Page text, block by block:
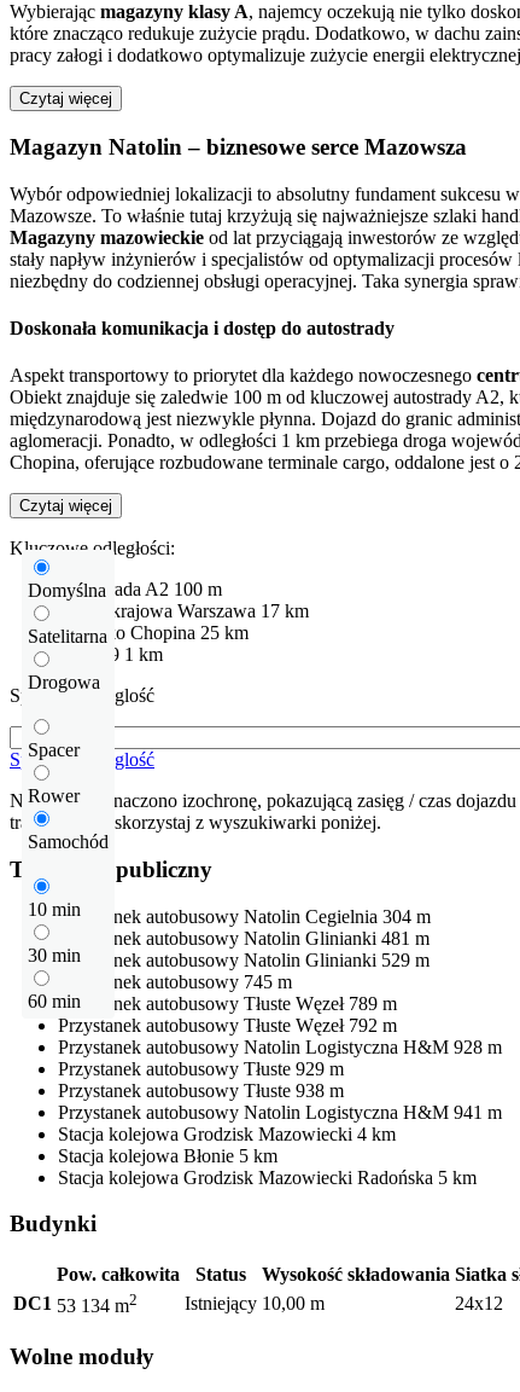
Wybierając magazyny klasy A, najemcy oczekują nie tylko
które znacząco redukuje zużycie prądu. Dodatkowo, w dachu
pracy załogi i dodatkowo optymalizuje zużycie energii
Czytaj więcej
Magazyn Natolin – biznesowe serce Mazowsza
Wybór odpowiedniej lokalizacji to absolutny fundament sukcesu
Mazowsze. To właśnie tutaj krzyżują się najważniejsze szlaki
Magazyny mazowieckie od lat przyciągają inwestorów ze
stały napływ inżynierów i specjalistów od optymalizacji
niezbędny do codziennej obsługi operacyjnej. Taka synergia
Doskonała komunikacja i dostęp do autostrady
Aspekt transportowy to priorytet dla każdego nowoczesnego
Obiekt znajduje się zaledwie 100 m od kluczowej autostrady A2,
międzynarodową jest niezwykle płynna. Dojazd do granic
aglomeracji. Ponadto, w odległości 1 km przebiega droga
Chopina, oferujące rozbudowane terminale cargo, oddalone jest
Czytaj więcej
Domyślna
Satelitarna
Drogowa
Spacer
Rower
Samochód
10 min
30 min
60 min
Kluczowe odległości:
Autostrada A2 100 m
Droga krajowa Warszawa 17 km
Lotnisko Chopina 25 km
DW579 1 km
Sprawdź odleglość
Sprawdź odleglość
Na mapie zaznaczono izochronę, pokazującą zasięg / czas
trasę dojazdu skorzystaj z wyszukiwarki poniżej.
Transport publiczny
Przystanek autobusowy Natolin Cegielnia 304 m
Przystanek autobusowy Natolin Glinianki 481 m
Przystanek autobusowy Natolin Glinianki 529 m
Przystanek autobusowy 745 m
Przystanek autobusowy Tłuste Węzeł 789 m
Przystanek autobusowy Tłuste Węzeł 792 m
Przystanek autobusowy Natolin Logistyczna H&M 928 m
Przystanek autobusowy Tłuste 929 m
Przystanek autobusowy Tłuste 938 m
Przystanek autobusowy Natolin Logistyczna H&M 941 m
Stacja kolejowa Grodzisk Mazowiecki 4 km
Stacja kolejowa Błonie 5 km
Stacja kolejowa Grodzisk Mazowiecki Radońska 5 km
Budynki
Pow. całkowita Status Wysokość składowania Siatka
DC1 53 134 m2 Istniejący 10,00 m 24x12
Wolne moduły